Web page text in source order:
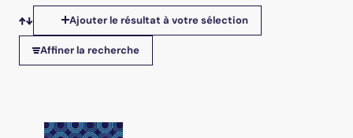
Tris disponibles
Ajouter le résultat à votre sélection
Affiner la recherche